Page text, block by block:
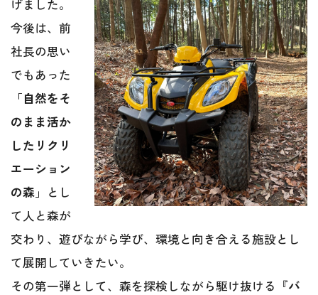
げました。
今後は、前
社長の思い
でもあった
「自然をそ
のまま活か
したリクリ
エーション
の森 」とし
て人と森が
交わり、遊びながら学び、環境と向き合える施設とし
て展開していきたい。
その第一弾として、森を探検しながら駆け抜ける『バ